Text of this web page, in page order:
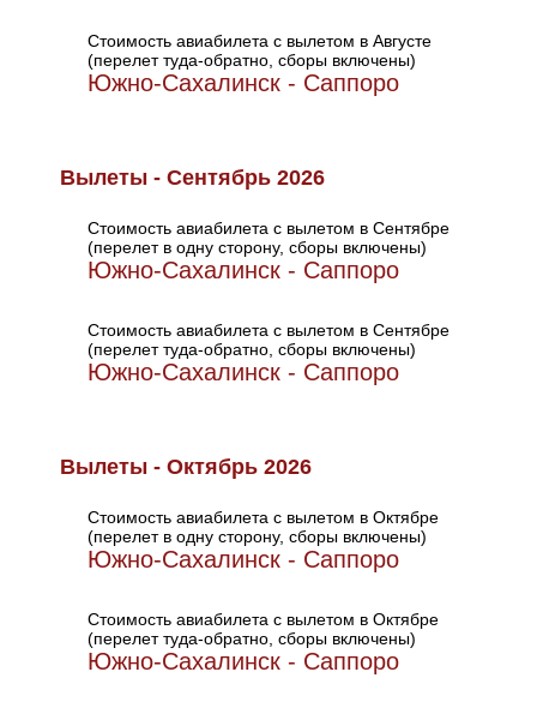
Стоимость авиабилета с вылетом в Августе
(перелет туда-обратно, сборы включены)
Южно-Сахалинск - Саппоро
Вылеты - Сентябрь 2026
Стоимость авиабилета с вылетом в Сентябре
(перелет в одну сторону, сборы включены)
Южно-Сахалинск - Саппоро
Стоимость авиабилета с вылетом в Сентябре
(перелет туда-обратно, сборы включены)
Южно-Сахалинск - Саппоро
Вылеты - Октябрь 2026
Стоимость авиабилета с вылетом в Октябре
(перелет в одну сторону, сборы включены)
Южно-Сахалинск - Саппоро
Стоимость авиабилета с вылетом в Октябре
(перелет туда-обратно, сборы включены)
Южно-Сахалинск - Саппоро